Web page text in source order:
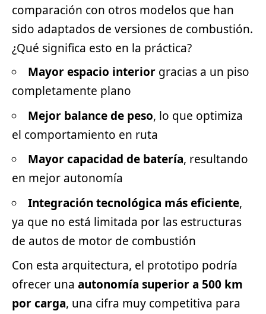
comparación con otros modelos que han
sido adaptados de versiones de combustión.
¿Qué significa esto en la práctica?
Mayor espacio interior gracias a un piso
completamente plano
Mejor balance de peso, lo que optimiza
el comportamiento en ruta
Mayor capacidad de batería, resultando
en mejor autonomía
Integración tecnológica más eficiente,
ya que no está limitada por las estructuras
de autos de motor de combustión
Con esta arquitectura, el prototipo podría
ofrecer una autonomía superior a 500 km
por carga, una cifra muy competitiva para